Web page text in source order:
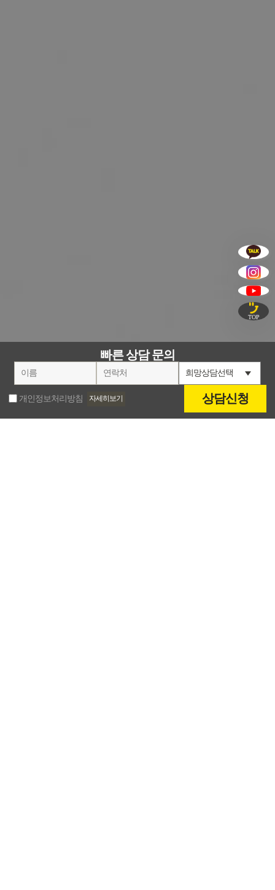
TOP
빠른 상담 문의
개인정보처리방침 자세히보기 상담신청